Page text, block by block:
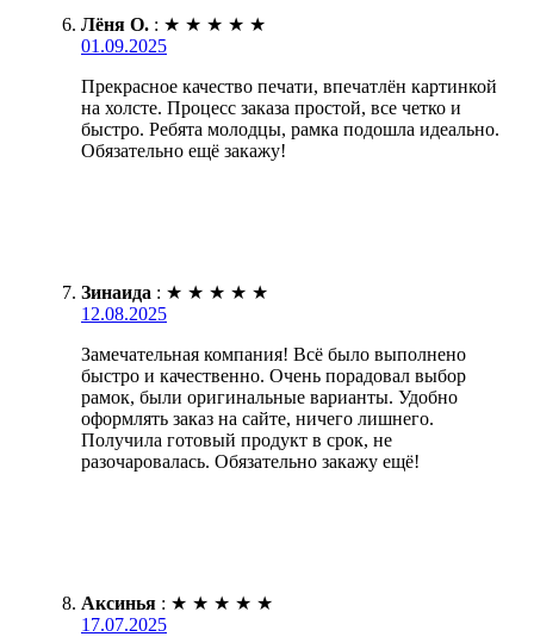
Лёня О. : ★ ★ ★ ★ ★
01.09.2025
Прекрасное качество печати, впечатлён картинкой
на холсте. Процесс заказа простой, все четко и
быстро. Ребята молодцы, рамка подошла идеально.
Обязательно ещё закажу!
Зинаида : ★ ★ ★ ★ ★
12.08.2025
Замечательная компания! Всё было выполнено
быстро и качественно. Очень порадовал выбор
рамок, были оригинальные варианты. Удобно
оформлять заказ на сайте, ничего лишнего.
Получила готовый продукт в срок, не
разочаровалась. Обязательно закажу ещё!
Аксинья : ★ ★ ★ ★ ★
17.07.2025